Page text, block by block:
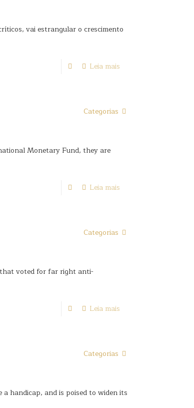
vai estrangular o crescimento
Leia mais
Categorias
Monetary Fund, they are
Leia mais
Categorias
that voted for far right anti-
Leia mais
Categorias
handicap, and is poised to widen its